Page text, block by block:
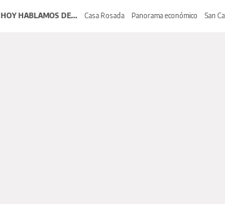
HOY HABLAMOS DE... Casa Rosada Panorama económico San